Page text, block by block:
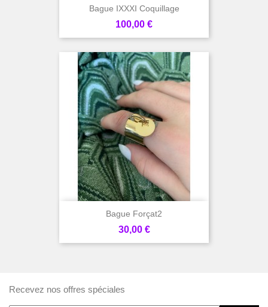
Bague IXXXI Coquillage
Prix
100,00 €
Bague Forçat2
Prix
30,00 €
Recevez nos offres spéciales